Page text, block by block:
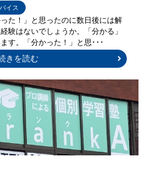
た！」と思ったのに数日後には解
験はないでしょうか。「分かる」
す。「分かった！」と思･･･
イス
きを読む